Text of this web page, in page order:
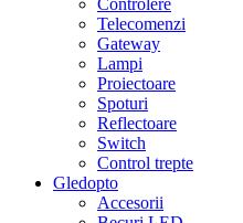
Controlere
Telecomenzi
Gateway
Lampi
Proiectoare
Spoturi
Reflectoare
Switch
Control trepte
Gledopto
Accesorii